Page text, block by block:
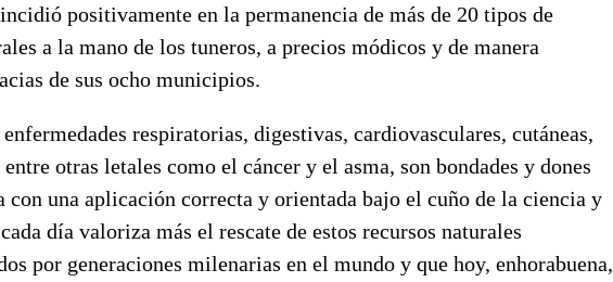
positivamente en la permanencia de más de 20 tipos de
a la mano de los tuneros, a precios módicos y de manera
de sus ocho municipios.
respiratorias, digestivas, cardiovasculares, cutáneas,
otras letales como el cáncer y el asma, son bondades y dones
con una aplicación correcta y orientada bajo el cuño de la ciencia y
día valoriza más el rescate de estos recursos naturales
por generaciones milenarias en el mundo y que hoy, enhorabuena,